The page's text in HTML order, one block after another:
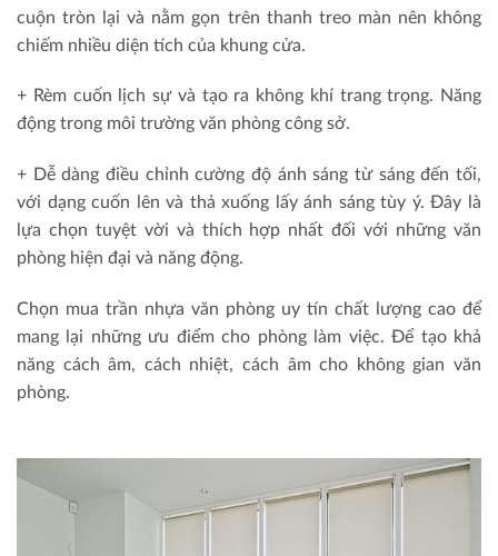
cuộn tròn lại và nằm gọn trên thanh treo màn nên không
chiếm nhiều diện tích của khung cửa.
+ Rèm cuốn lịch sự và tạo ra không khí trang trọng. Năng
động trong môi trường văn phòng công sở.
+ Dễ dàng điều chỉnh cường độ ánh sáng từ sáng đến tối,
với dạng cuốn lên và thả xuống lấy ánh sáng tùy ý. Đây là
lựa chọn tuyệt vời và thích hợp nhất đối với những văn
phòng hiện đại và năng động.
Chọn mua trần nhựa văn phòng uy tín chất lượng cao để
mang lại những ưu điểm cho phòng làm việc. Để tạo khả
năng cách âm, cách nhiệt, cách âm cho không gian văn
phòng.